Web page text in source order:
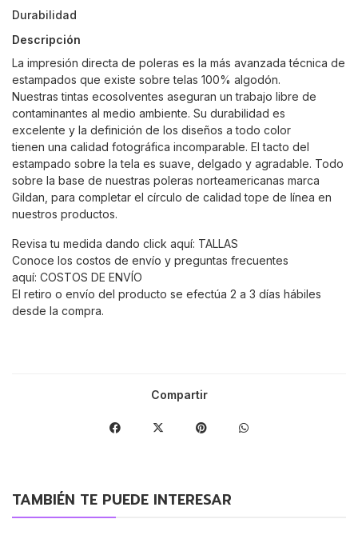
Durabilidad
Descripción
La impresión directa de poleras es la más avanzada técnica de
estampados que existe sobre telas 100% algodón.
Nuestras tintas ecosolventes aseguran un trabajo libre de
contaminantes al medio ambiente. Su durabilidad es
excelente y la definición de los diseños a todo color
tienen una calidad fotográfica incomparable. El tacto del
estampado sobre la tela es suave, delgado y agradable. Todo
sobre la base de nuestras poleras norteamericanas marca
Gildan, para completar el círculo de calidad tope de línea en
nuestros productos.
Revisa tu medida dando click aquí: TALLAS
Conoce los costos de envío y preguntas frecuentes
aquí: COSTOS DE ENVÍO
El retiro o envío del producto se efectúa 2 a 3 días hábiles
desde la compra.
Compartir
TAMBIÉN TE PUEDE INTERESAR